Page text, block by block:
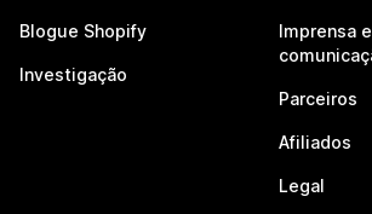
Blogue Shopify
Investigação
Imprensa
Parceiros
Afiliados
Legal